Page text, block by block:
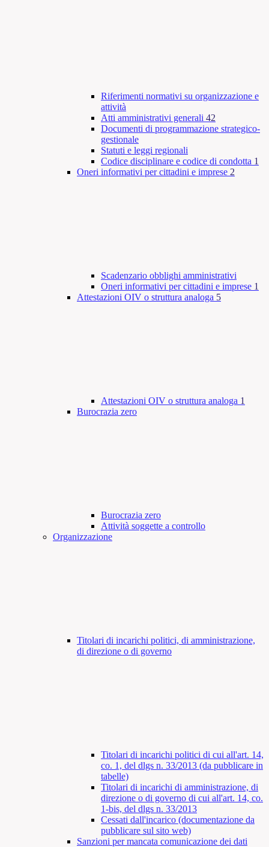
Riferimenti normativi su organizzazione e
attività
Atti amministrativi generali 42
Documenti di programmazione strategico-
gestionale
Statuti e leggi regionali
Codice disciplinare e codice di condotta 1
Oneri informativi per cittadini e imprese 2
Scadenzario obblighi amministrativi
Oneri informativi per cittadini e imprese 1
Attestazioni OIV o struttura analoga 5
Attestazioni OIV o struttura analoga 1
Burocrazia zero
Burocrazia zero
Attività soggette a controllo
Organizzazione
Titolari di incarichi politici, di amministrazione,
di direzione o di governo
Titolari di incarichi politici di cui all'art. 14,
co. 1, del dlgs n. 33/2013 (da pubblicare in
tabelle)
Titolari di incarichi di amministrazione, di
direzione o di governo di cui all'art. 14, co.
1-bis, del dlgs n. 33/2013
Cessati dall'incarico (documentazione da
pubblicare sul sito web)
Sanzioni per mancata comunicazione dei dati